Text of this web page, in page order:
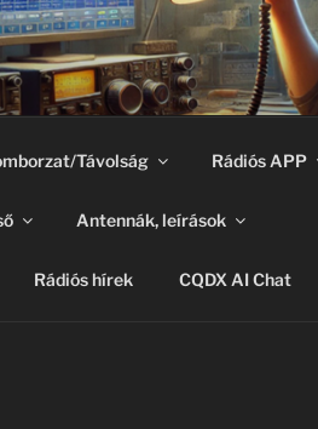
Távolság Rádiós APP
Antennák, leírások
Rádiós hírek CQDX AI Chat